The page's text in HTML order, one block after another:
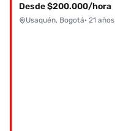
en contactarla al
para ofrecerte.
Desde $200.000/hora
Usaquén, Bogotá· 21 años